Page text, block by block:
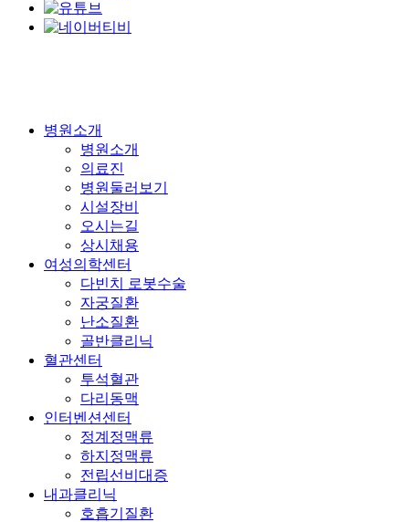
Close
병원소개
병원소개
의료진
병원둘러보기
시설장비
오시는길
상시채용
여성의학센터
다빈치 로봇수술
자궁질환
난소질환
골반클리닉
혈관센터
투석혈관
다리동맥
인터벤션센터
정계정맥류
하지정맥류
전립선비대증
내과클리닉
호흡기질환